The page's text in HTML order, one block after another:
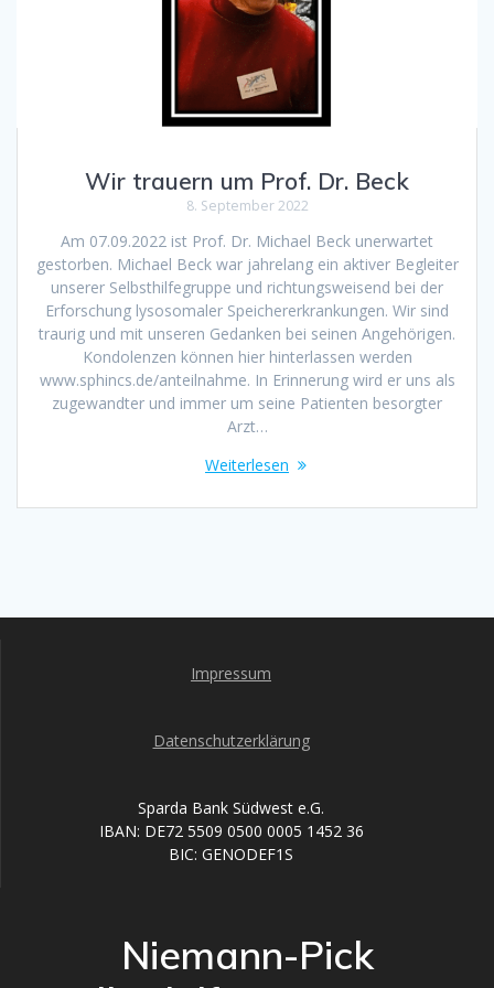
Wir trauern um Prof. Dr. Beck
8. September 2022
Am 07.09.2022 ist Prof. Dr. Michael Beck unerwartet
gestorben. Michael Beck war jahrelang ein aktiver Begleiter
unserer Selbsthilfegruppe und richtungsweisend bei der
Erforschung lysosomaler Speichererkrankungen. Wir sind
traurig und mit unseren Gedanken bei seinen Angehörigen.
Kondolenzen können hier hinterlassen werden
www.sphincs.de/anteilnahme. In Erinnerung wird er uns als
zugewandter und immer um seine Patienten besorgter
Arzt…
Weiterlesen
Impressum
Datenschutzerklärung
Sparda Bank Südwest e.G.
IBAN: DE72 5509 0500 0005 1452 36
BIC: GENODEF1S
Niemann-Pick